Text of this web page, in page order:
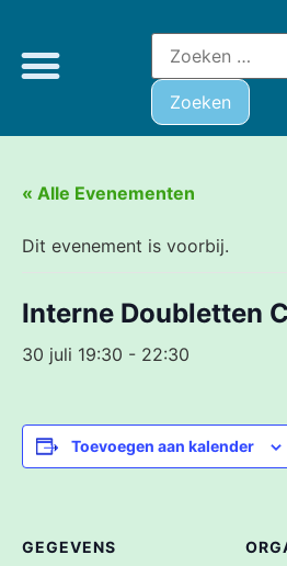
« Alle Evenementen
Dit evenement is voorbij.
Interne Doubletten
30 juli 19:30 - 22:30
Toevoegen aan kalender
GEGEVENS